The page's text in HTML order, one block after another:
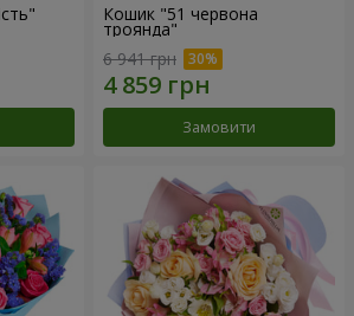
Кошик "51 червона
троянда"
6 941 грн
Замовити